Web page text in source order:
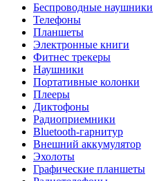
Беспроводные наушники
Телефоны
Планшеты
Электронные книги
Фитнес трекеры
Наушники
Портативные колонки
Плееры
Диктофоны
Радиоприемники
Bluetooth-гарнитур
Внешний аккумулятор
Эхолоты
Графические планшеты